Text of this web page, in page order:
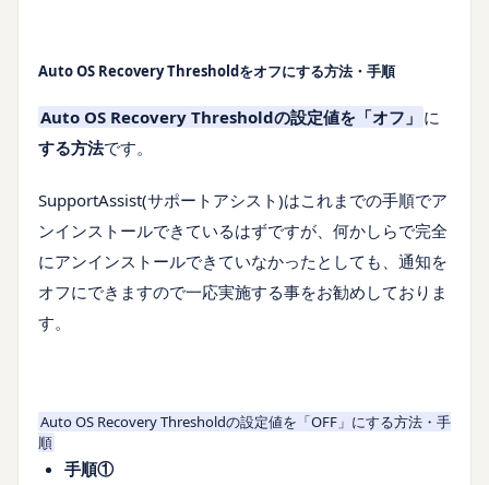
Auto OS Recovery Thresholdをオフにする方法・手順
Auto OS Recovery Thresholdの設定値を「オフ」 に
する方法です。
SupportAssist(サポートアシスト)はこれまでの手順でア
ンインストールできているはずですが、何かしらで完全
にアンインストールできていなかったとしても、通知を
オフにできますので一応実施する事をお勧めしておりま
す。
Auto OS Recovery Thresholdの設定値を「OFF」にする方法・手
順
手順①